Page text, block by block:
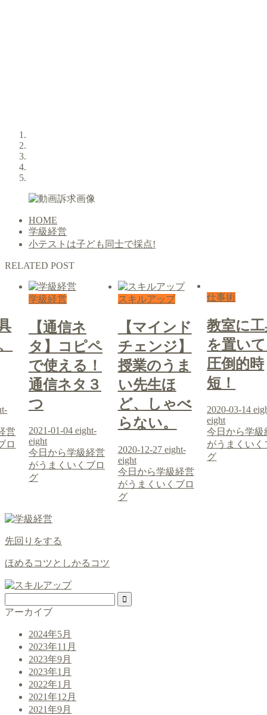
HOME
学級経営
小テストは子ども同士で採点!
RELATED POST
営
ロ
学級経営
【通信ネ
タ】コピペ
で使える！
通信ネタ３
つ
2021-01-04 eight-
eight
今日から学級経営
がうまくいくブロ
グ
スキルアップ
【マインド
チェンジ】
授業のうま
い先生ほ
ど、しゃべ
らない。
2020-12-27 eight-
eight
今日から学級経営
がうまくいくブロ
グ
仕事術
教室に
を置い
圧倒的時
短！
2020-03-14
eight
今日から学級
がうまくいく
グ
先回りをする
ほめるコツとしかるコツ
アーカイブ
2024年5月
2023年11月
2023年9月
2023年1月
2022年1月
2021年12月
2021年9月